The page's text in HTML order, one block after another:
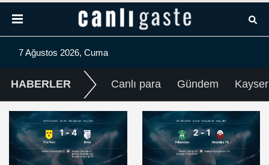
7 Ağustos 2026, Cuma
HABERLER Canlı para Gündem